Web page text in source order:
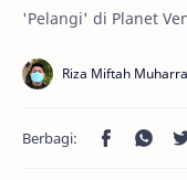
'Pelangi' di Planet